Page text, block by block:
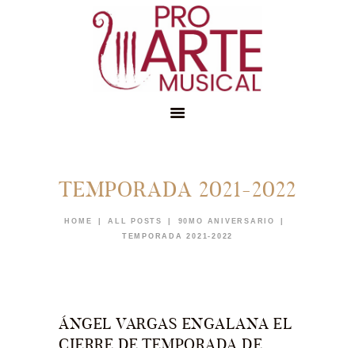
TEMPORADA 2021-2022
HOME ALL POSTS
90MO ANIVERSARIO
TEMPORADA 2021-2022
INICIO
CONÓCENOS
APÓYANOS
ÁNGEL VARGAS ENGALANA EL
CIERRE DE TEMPORADA DE